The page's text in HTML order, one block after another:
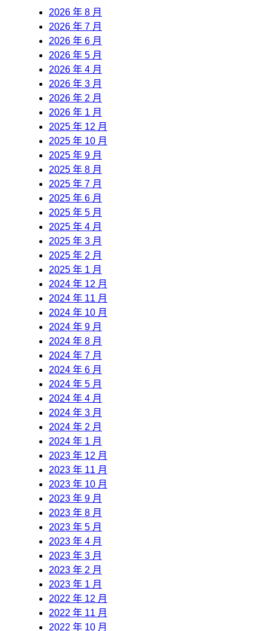
2026 年 8 月
2026 年 7 月
2026 年 6 月
2026 年 5 月
2026 年 4 月
2026 年 3 月
2026 年 2 月
2026 年 1 月
2025 年 12 月
2025 年 10 月
2025 年 9 月
2025 年 8 月
2025 年 7 月
2025 年 6 月
2025 年 5 月
2025 年 4 月
2025 年 3 月
2025 年 2 月
2025 年 1 月
2024 年 12 月
2024 年 11 月
2024 年 10 月
2024 年 9 月
2024 年 8 月
2024 年 7 月
2024 年 6 月
2024 年 5 月
2024 年 4 月
2024 年 3 月
2024 年 2 月
2024 年 1 月
2023 年 12 月
2023 年 11 月
2023 年 10 月
2023 年 9 月
2023 年 8 月
2023 年 5 月
2023 年 4 月
2023 年 3 月
2023 年 2 月
2023 年 1 月
2022 年 12 月
2022 年 11 月
2022 年 10 月